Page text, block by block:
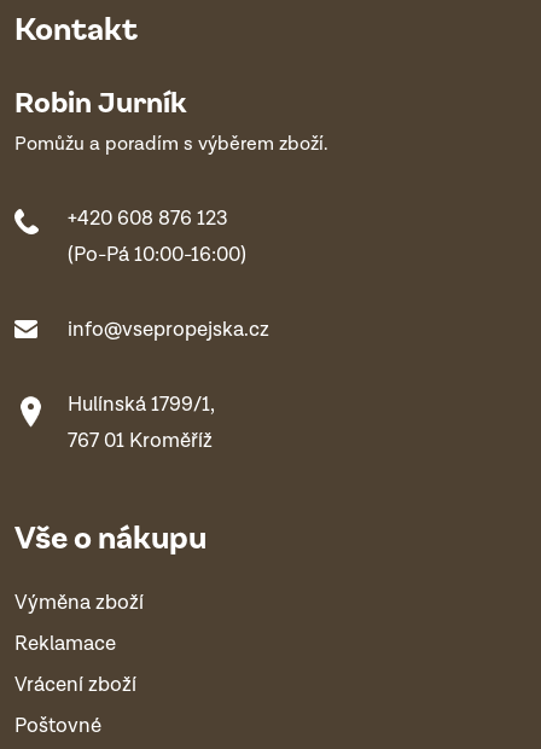
Kontakt
Robin Jurník
Pomůžu a poradím s výběrem zboží.
+420 608 876 123
(Po-Pá 10:00-16:00)
info@vsepropejska.cz
Hulínská 1799/1,
767 01 Kroměříž
Vše o nákupu
Výměna zboží
Reklamace
Vrácení zboží
Poštovné